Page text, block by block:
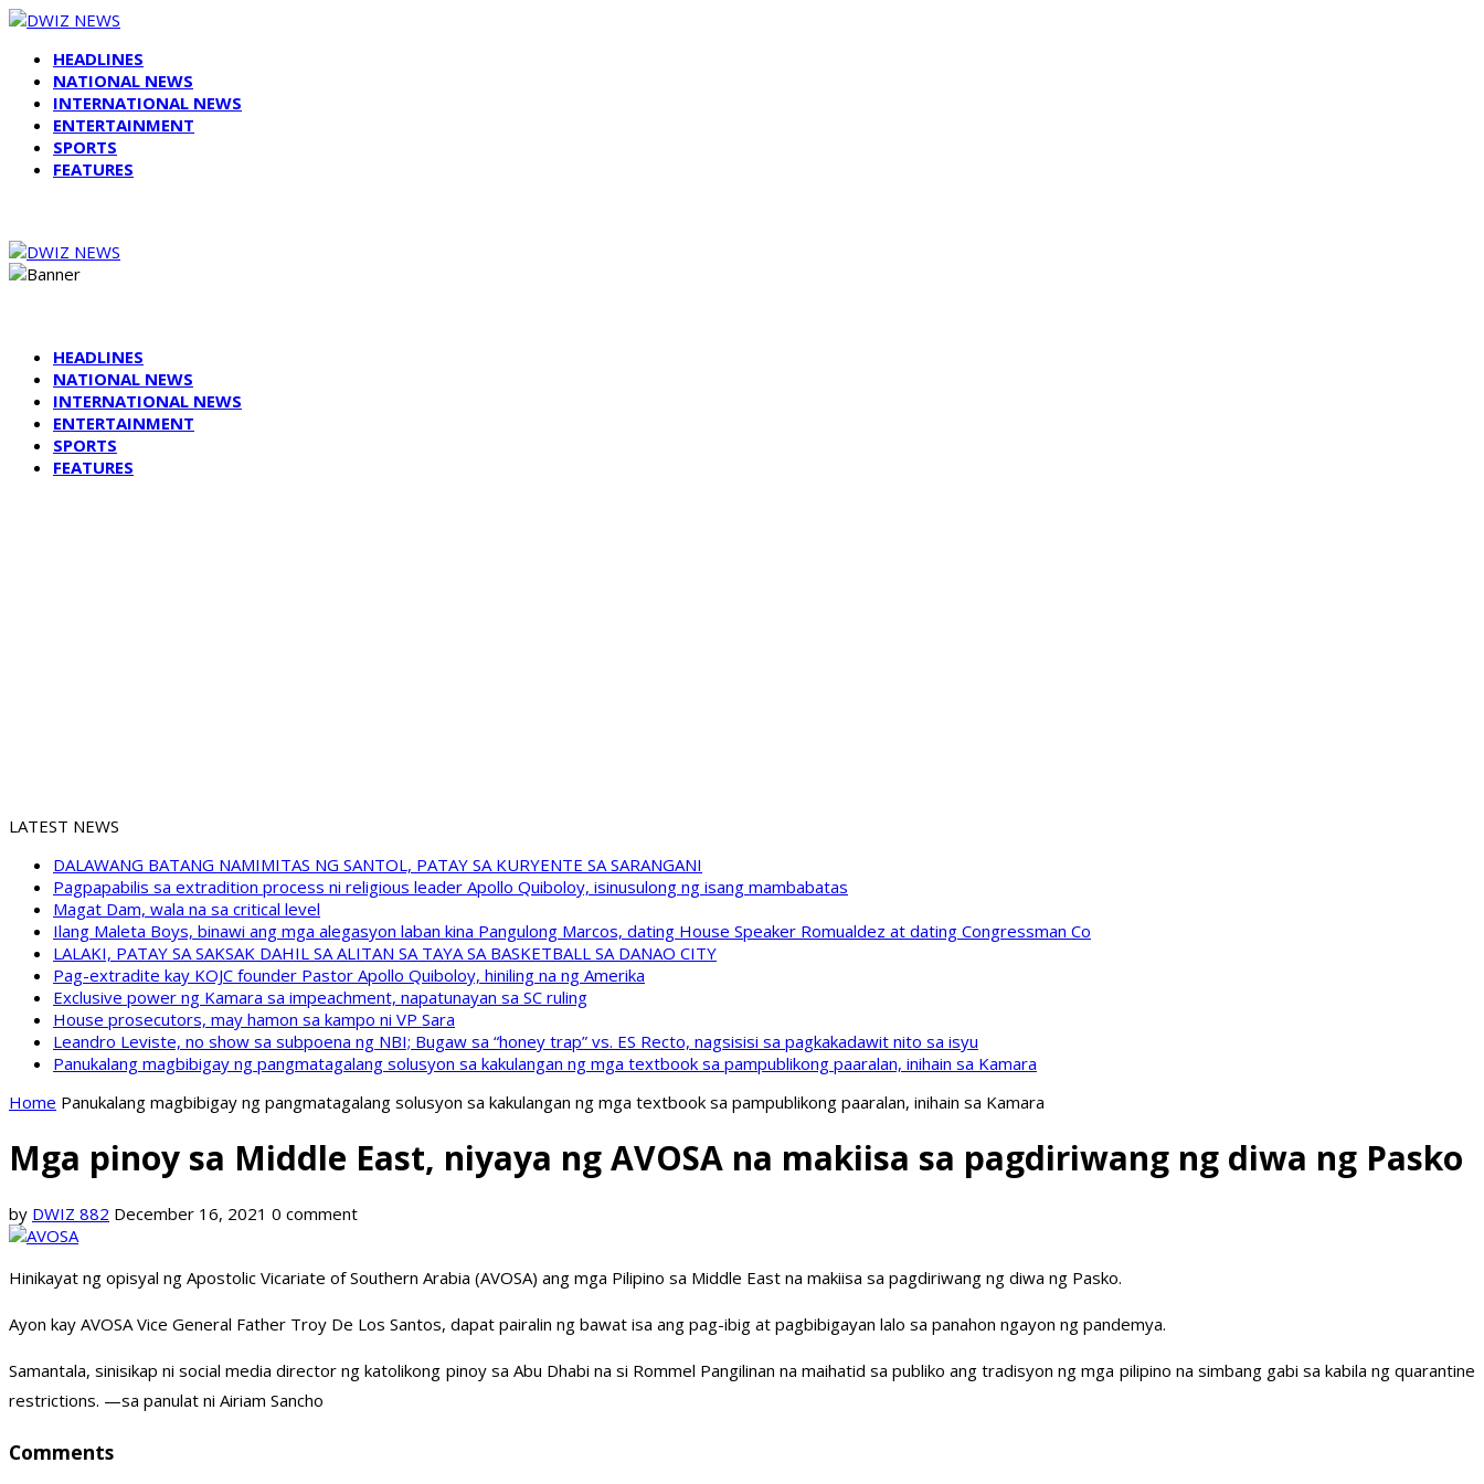
HEADLINES
NATIONAL NEWS
INTERNATIONAL NEWS
ENTERTAINMENT
SPORTS
FEATURES
HEADLINES
NATIONAL NEWS
INTERNATIONAL NEWS
ENTERTAINMENT
SPORTS
FEATURES
LATEST NEWS
DALAWANG BATANG NAMIMITAS NG SANTOL, PATAY SA KURYENTE SA SARANGANI
Pagpapabilis sa extradition process ni religious leader Apollo Quiboloy, isinusulong ng isang mambabatas
Magat Dam, wala na sa critical level
Ilang Maleta Boys, binawi ang mga alegasyon laban kina Pangulong Marcos, dating House Speaker Romualdez at dating Congressman Co
LALAKI, PATAY SA SAKSAK DAHIL SA ALITAN SA TAYA SA BASKETBALL SA DANAO CITY
Pag-extradite kay KOJC founder Pastor Apollo Quiboloy, hiniling na ng Amerika
Exclusive power ng Kamara sa impeachment, napatunayan sa SC ruling
House prosecutors, may hamon sa kampo ni VP Sara
Leandro Leviste, no show sa subpoena ng NBI; Bugaw sa “honey trap” vs. ES Recto, nagsisisi sa pagkakadawit nito sa isyu
Panukalang magbibigay ng pangmatagalang solusyon sa kakulangan ng mga textbook sa pampublikong paaralan, inihain sa Kamara
Home Panukalang magbibigay ng pangmatagalang solusyon sa kakulangan ng mga textbook sa pampublikong paaralan, inihain sa Kamara
Mga pinoy sa Middle East, niyaya ng AVOSA na makiisa sa pagdiriwang ng diwa ng Pasko
by DWIZ 882 December 16, 2021 0 comment
Hinikayat ng opisyal ng Apostolic Vicariate of Southern Arabia (AVOSA) ang mga Pilipino sa Middle East na makiisa sa pagdiriwang ng diwa ng Pasko.
Ayon kay AVOSA Vice General Father Troy De Los Santos, dapat pairalin ng bawat isa ang pag-ibig at pagbibigayan lalo sa panahon ngayon ng pandemya.
Samantala, sinisikap ni social media director ng katolikong pinoy sa Abu Dhabi na si Rommel Pangilinan na maihatid sa publiko ang tradisyon ng mga pilipino na simbang gabi sa kabila ng quarantine
restrictions. —sa panulat ni Airiam Sancho
Comments